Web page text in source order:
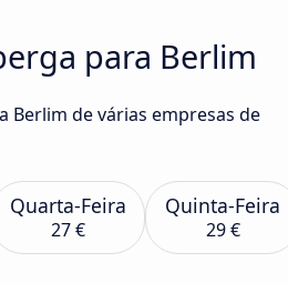
para Berlim
Berlim de várias empresas de
Quarta-Feira
27 €
Quinta-Feira
29 €